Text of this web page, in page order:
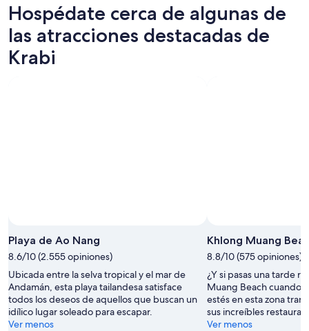
6
-
7
mañana
la
noche,
Krabi
este
fin
propiedades
en
Krabi
para
Hospédate cerca de algunas de
las atracciones destacadas de
Krabi
Playa de Ao Nang
8.6/10 (2.555 opiniones)
Ubicada entre la selva tropical y el mar de
Andamán, esta playa tailandesa satisface
todos los deseos de aquellos que buscan un
idílico lugar soleado para escapar.
Ver menos
Khlong Muang
8.8/10 (575 opiniones)
¿Y si pasas una tarde
Muang Beach cuando
estés en esta zona
sus increíbles
Ver menos